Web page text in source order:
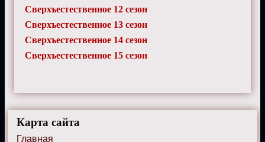
Сверхъестественное 12 сезон
Сверхъестественное 13 сезон
Сверхъестественное 14 сезон
Сверхъестественное 15 сезон
Карта сайта
Главная